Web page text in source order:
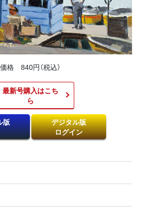
価格 840円（税込）
最新号購入はこち
ら​
版
デジタル版
ログイン